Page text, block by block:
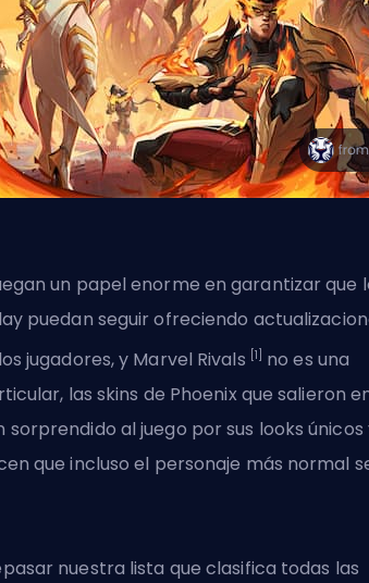
un papel enorme en garantizar que
puedan seguir ofreciendo
jugadores, y Marvel Rivals [1]
no es una
las skins de Phoenix que salieron
sorprendido al juego por sus looks únicos
que incluso el personaje más normal
nuestra lista que clasifica todas las